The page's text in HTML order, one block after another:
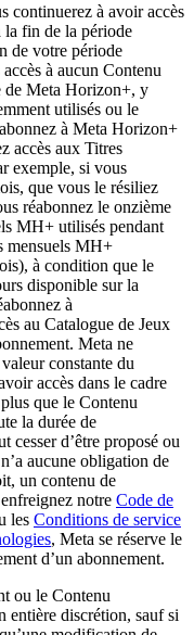
continuerez à avoir accès
la fin de la période
de votre période
à aucun Contenu
de Meta Horizon+, y
utilisés ou le
à Meta Horizon+
accès aux Titres
exemple, si vous
que vous le résiliez
réabonnez le onzième
MH+ utilisés pendant
mensuels MH+
à condition que le
disponible sur la
à
au Catalogue de Jeux
Meta ne
constante du
accès dans le cadre
que le Contenu
la durée de
cesser d’être proposé ou
aucune obligation de
un contenu de
notre Code de
les Conditions de service
, Meta se réserve le
d’un abonnement.
ou le Contenu
entière discrétion, sauf si